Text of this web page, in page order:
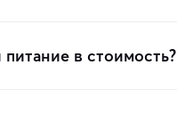
питание в стоимость?